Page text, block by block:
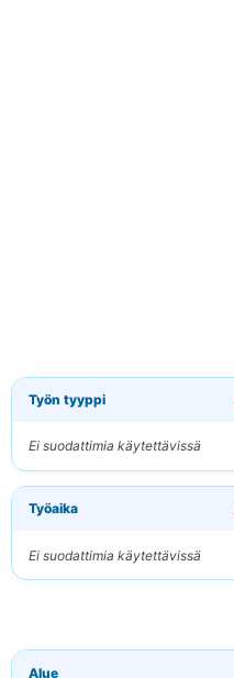
Työn tyyppi
Ei suodattimia käytettävissä
Työaika
Ei suodattimia käytettävissä
Alue